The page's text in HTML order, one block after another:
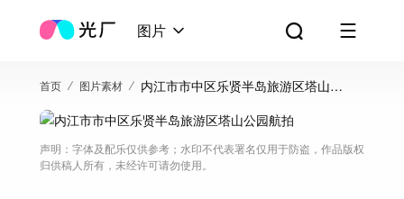
图片
首页 图片素材
内江市市中区乐贤半岛旅游区塔山公
声明：字体及配乐仅供参考；水印不代表署名仅用于防盗，作品版权
归供稿人所有，未经许可请勿使用。